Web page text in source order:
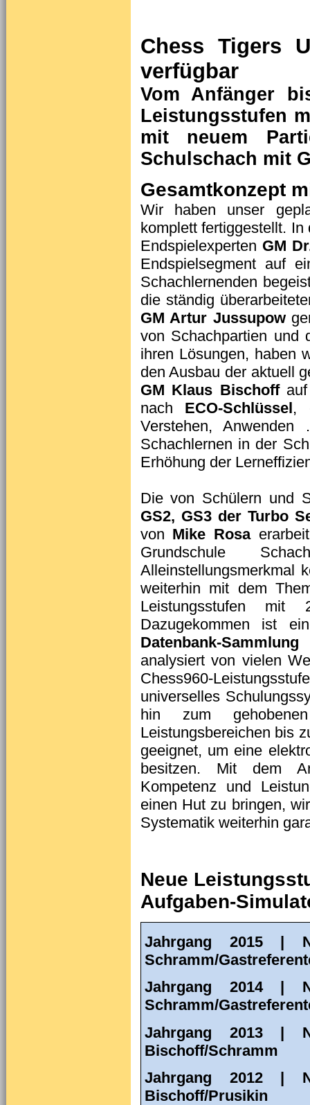
Chess Tigers
verfügbar
Vom Anfänger
Leistungsstufen
mit neuem
Schulschach mit
Gesamtkonzept
Wir haben unser
komplett fertiggestellt.
Endspielexperten GM
Endspielsegment auf
Schachlernenden
die ständig
GM Artur Jussupow
von Schachpartien und
ihren Lösungen, haben
den Ausbau der aktuell
GM Klaus Bischoffauf
nach ECO-Schlüssel,
Verstehen,
Schachlernen in der
Erhöhung der
Die von Schülern und
GS2, GS3 der Turbo
von Mike Rosa
Grundschule
Alleinstellungsmerkmal
weiterhin mit dem
Leistungsstufen mit
Dazugekommen ist
Datenbank-Sammlung
analysiert von vielen
Chess960-
universelles
hin zum
Leistungsbereichen bis
geeignet, um eine
besitzen. Mit dem
Kompetenz und
einen Hut zu bringen,
Systematik weiterhin
Neue
Aufgaben-
Jahrgang 2015 |
Schramm/
Jahrgang 2014 |
Schramm/
Jahrgang 2013 |
Bischoff/Schramm
Jahrgang 2012 |
Bischoff/Prusikin